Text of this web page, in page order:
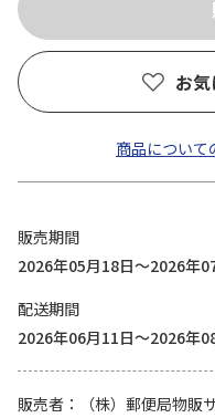
お
商品について
販売期間
2026年05月18日～2026年
配送期間
2026年06月11日～2026年
販売者
（株）郵便局物販